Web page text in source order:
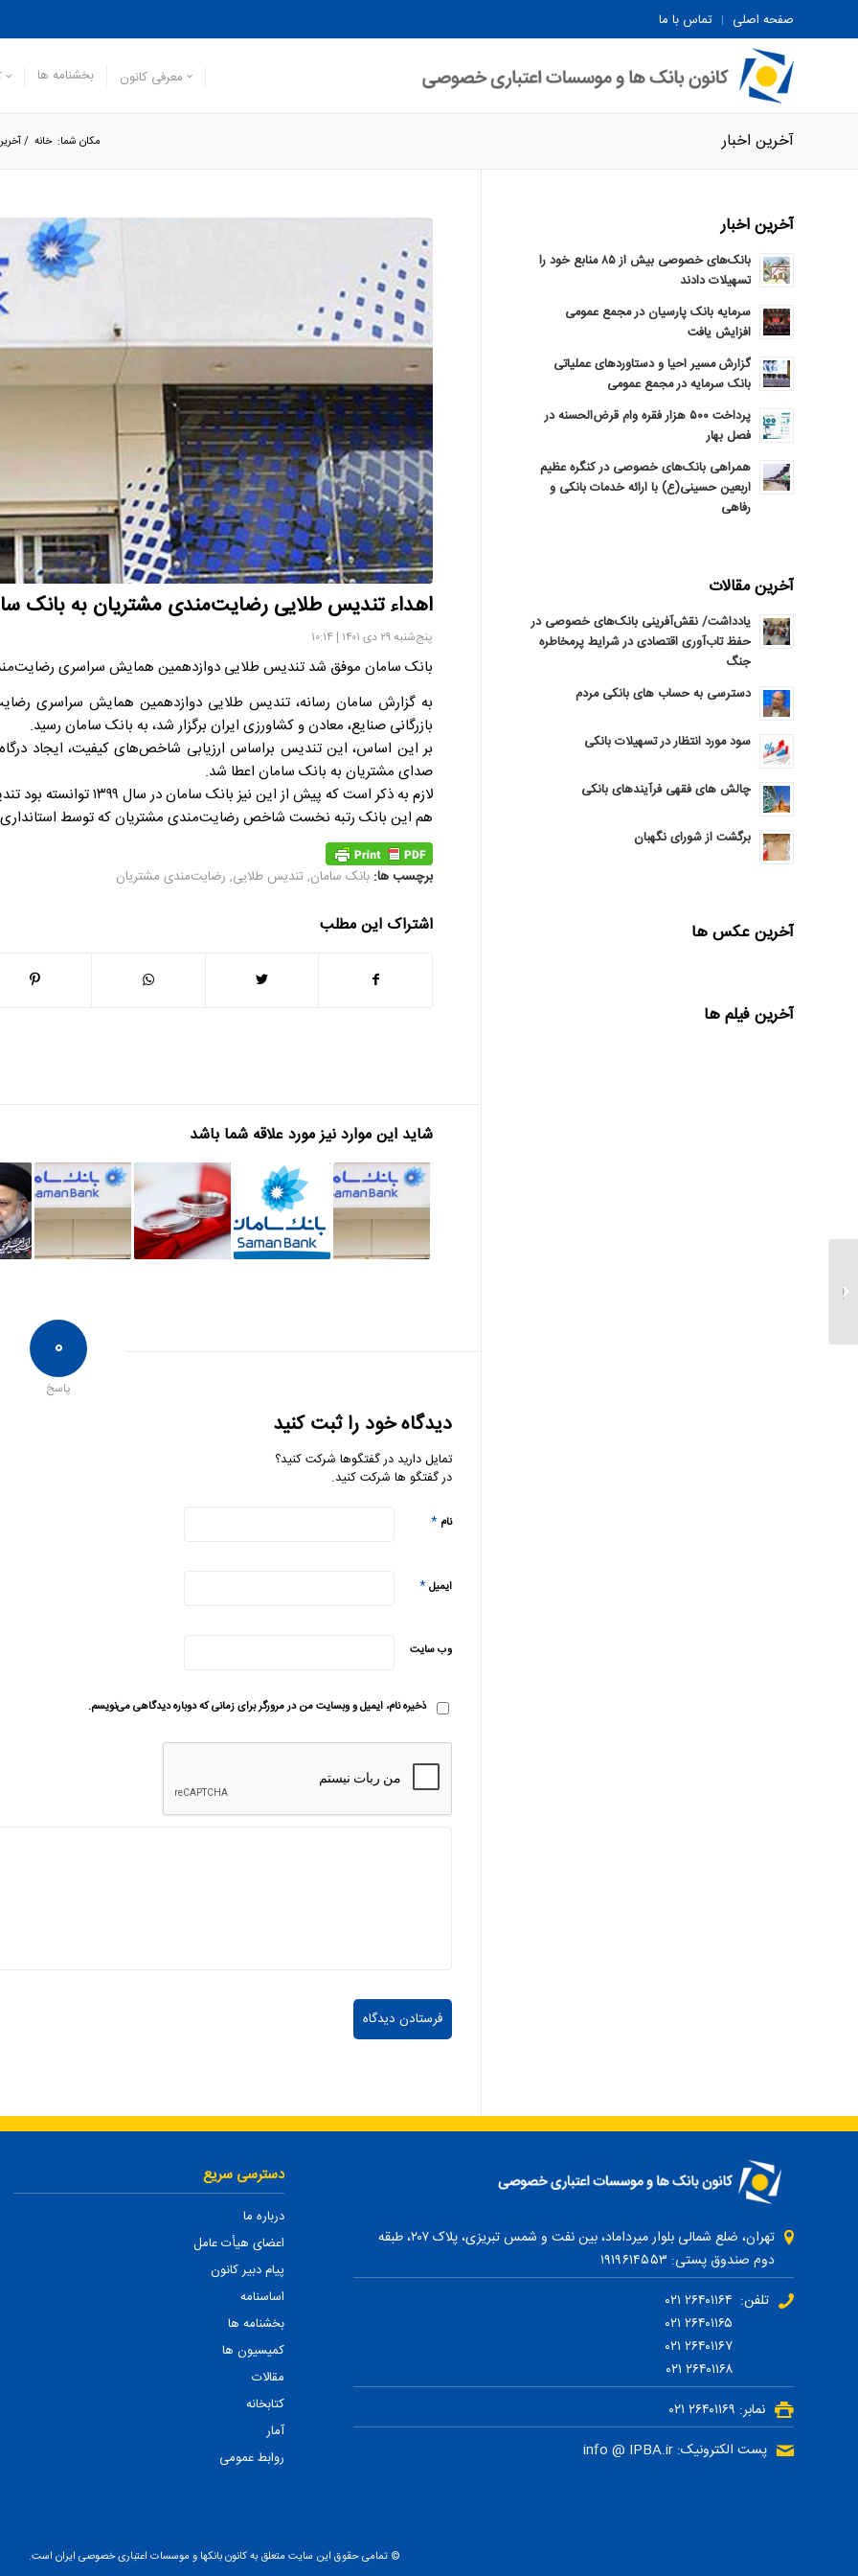
صفحه اصلی تماس با ما
معرفی کانون بخشنامه ها
آخرین اخبار مکان شما: خانه /
اهداء تندیس طلایی رضایت‌مندی مشتریان به بانک
پنج‌شنبه ۲۹ دی ۱۴۰۱ | ۱۰:۱۴
بانک سامان موفق شد تندیس طلایی دوازدهمین همایش سراسری
به گزارش سامان رسانه، تندیس طلایی دوازدهمین همایش سراسری
بازرگانی صنایع، معادن و کشاورزی ایران برگزار شد، به بانک سامان رسید.
بر این اساس، این تندیس براساس ارزیابی شاخص‌های کیفیت، ایجاد
صدای مشتریان به بانک سامان اعطا شد.
لازم به ذکر است که پیش
هم این بانک رتبه نخست شاخص رضایت‌مندی مشتریان که توسط استانداری
برچسب ها: بانک سامان,تندیس طلایی, رضایت‌مندی مشتریان
اشتراک این مطلب
شاید این موارد نیز مورد علاقه شما باشد
۰
پاسخ
دیدگاه خود را ثبت کنید
تمایل دارید در گفتگوها شرکت کنید؟
در گفتگو ها شرکت کنید.
نام *
ایمیل*
وب‌ سایت
ذخیره نام، ایمیل و وبسایت من در مرورگر برای زمانی که دوباره دیدگاهی می‌نویسم.
آخرین اخبار
بانک‌های خصوصی بیش از ۸۵ منابع خود را
تسهیلات دادند
سرمایه بانک پارسیان در مجمع عمومی
افزایش یافت
گزارش مسیر احیا و دستاوردهای عملیاتی
بانک سرمایه در مجمع عمومی
پرداخت ۵۰۰ هزار فقره وام قرض‌الحسنه در
فصل بهار
همراهی بانک‌های خصوصی در کنگره عظیم
اربعین حسینی(ع) با ارائه خدمات بانکی و
رفاهی
آخرین مقالات
یادداشت/ نقش‌آفرینی بانک‌های خصوصی در
حفظ تاب‌آوری اقتصادی در شرایط پرمخاطره
جنگ
دسترسی به حساب های بانکی مردم
سود مورد انتظار در تسهیلات بانکی
چالش های فقهی فرآیندهای بانکی
برگشت از شورای نگهبان
آخرین عکس ها
آخرین فیلم ها
تهران، ضلع شمالی بلوار میرداماد، بین نفت و شمس تبریزی، پلاک ۲۰۷، طبقه
دوم صندوق پستی: ۱۹۱۹۶۱۴۵۵۳
تلفن: ۲۶۴۰۱۱۶۴ ۰۲۱
نمابر: ۲۶۴۰۱۱۶۹ ۰۲۱
پست الکترونیک: info @ IPBA.ir
دسترسی سریع
درباره ما
اعضای هیأت عامل
پیام دبیر کانون
اساسنامه
بخشنامه ها
کمیسیون ها
مقالات
کتابخانه
آمار
روابط عمومی
© تمامی حقوق این سایت متعلق به کانون بانکها و موسسات اعتباری خصوصی ایران است.